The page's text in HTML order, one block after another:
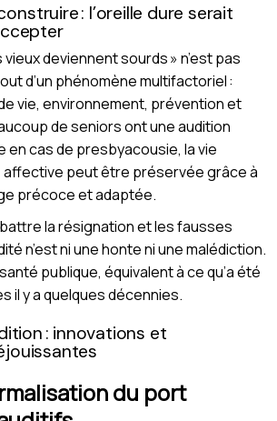
: l’oreille dure serait
deviennent sourds » n’est pas
d’un phénomène multifactoriel :
vie, environnement, prévention et
de seniors ont une audition
en cas de presbyacousie, la vie
affective peut être préservée grâce à
précoce et adaptée.
la résignation et les fausses
n’est ni une honte ni une malédiction.
publique, équivalent à ce qu’a été
il y a quelques décennies.
: innovations et
du port